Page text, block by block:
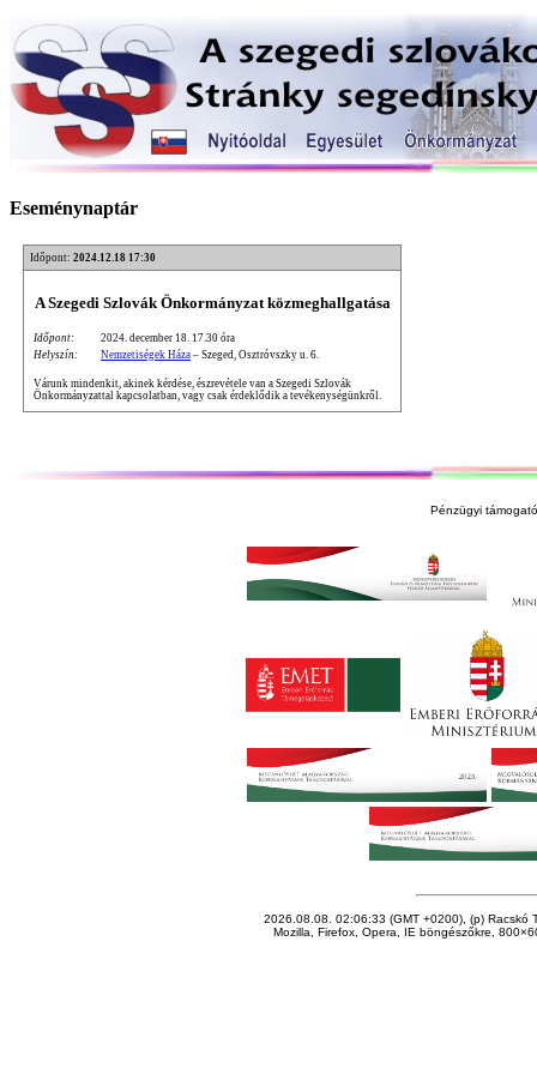
Eseménynaptár
Időpont: 2024.12.18 17:30
A Szegedi Szlovák Önkormányzat közmeghallgatása
Időpont:
2024. december 18. 17.30 óra
Helyszín:
Nemzetiségek Háza – Szeged, Osztróvszky u. 6.
Várunk mindenkit, akinek kérdése, észrevétele van a Szegedi Szlovák
Önkormányzattal kapcsolatban, vagy csak érdeklődik a tevékenységünkről.
Pénzügyi
2026.08.08. 02:06:33 (GMT +0200), (p) Racskó
Mozilla, Firefox, Opera, IE böngészőkre,